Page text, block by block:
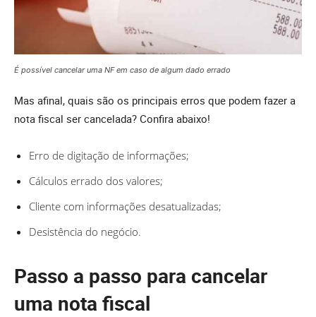
É possível cancelar uma NF em caso de algum dado errado
Mas afinal, quais são os principais erros que podem fazer a
nota fiscal ser cancelada? Confira abaixo!
Erro de digitação de informações;
Cálculos errado dos valores;
Cliente com informações desatualizadas;
Desistência do negócio.
Passo a passo para cancelar
uma nota fiscal